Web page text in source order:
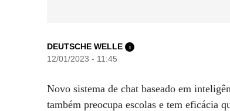
DEUTSCHE WELLE i
12/01/2023 - 11:45
Novo sistema de chat baseado em
também preocupa escolas e tem eficácia